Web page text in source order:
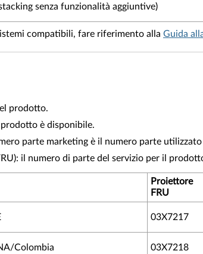
senza funzionalità aggiuntive)
compatibili, fare riferimento alla Guida
prodotto.
è disponibile.
parte marketing è il numero parte
il numero di parte del servizio per il
Proiettore
FRU
03X7217
Colombia 03X7218